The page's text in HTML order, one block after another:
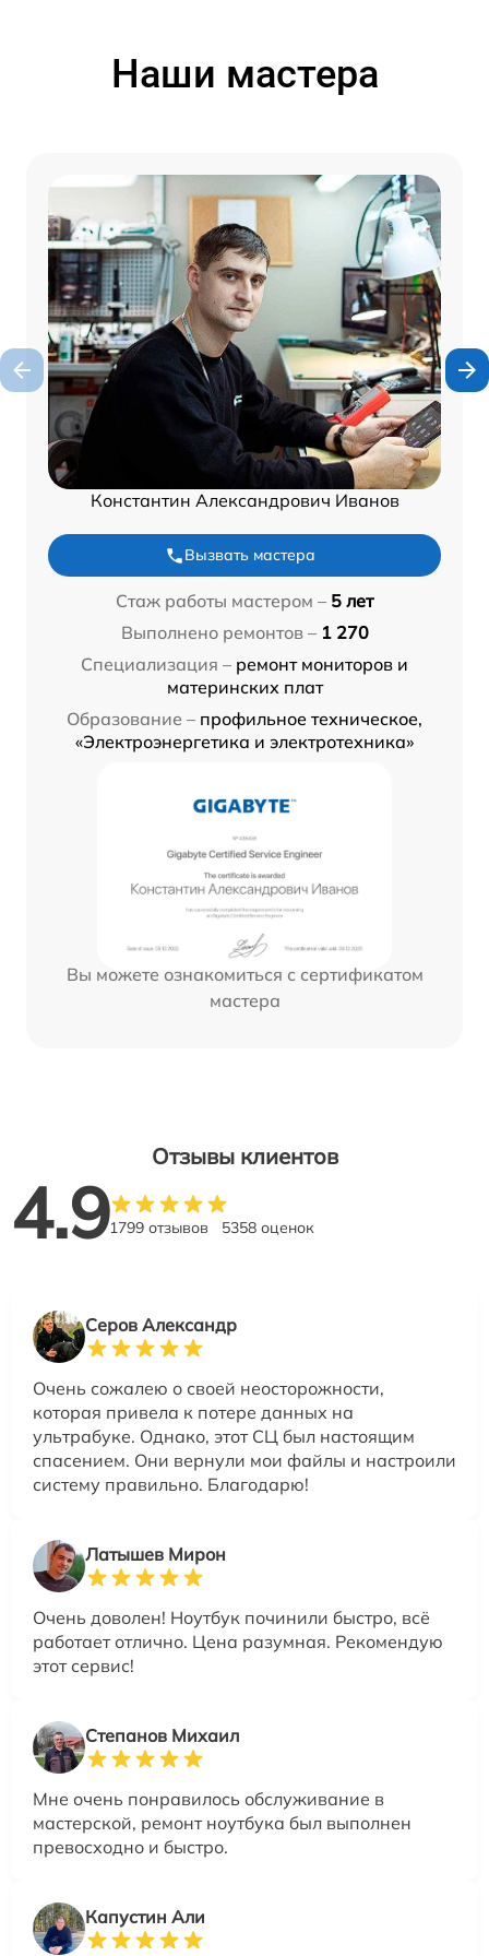
Наши мастера
Константин Александрович Иванов
Вызвать мастера
Стаж работы мастером – 5 лет
Выполнено ремонтов – 1 270
Специализация – ремонт мониторов и
материнских плат
Образование – профильное техническое,
«Электроэнергетика и электротехника»
Вы можете ознакомиться с сертификатом
мастера
Отзывы клиентов
4.91799 отзывов 5358 оценок
Серов Александр
Очень сожалею о своей неосторожности,
которая привела к потере данных на
ультрабуке. Однако, этот СЦ был настоящим
спасением. Они вернули мои файлы и настроили
систему правильно. Благодарю!
Латышев Мирон
Очень доволен! Ноутбук починили быстро, всё
работает отлично. Цена разумная. Рекомендую
этот сервис!
Степанов Михаил
Мне очень понравилось обслуживание в
мастерской, ремонт ноутбука был выполнен
превосходно и быстро.
Капустин Али